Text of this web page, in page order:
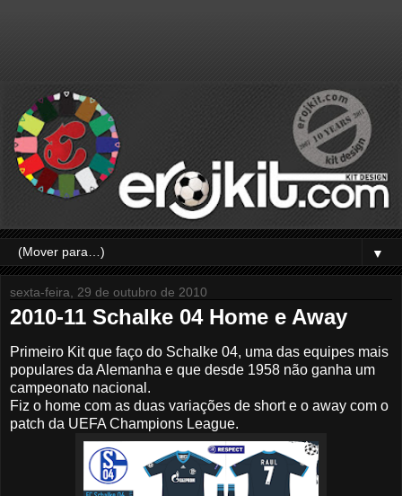
▼
sexta-feira, 29 de outubro de 2010
2010-11 Schalke 04 Home e Away
Primeiro Kit que faço do Schalke 04, uma das equipes mais
populares da Alemanha e que desde 1958 não ganha um
campeonato nacional.
Fiz o home com as duas variações de short e o away com o
patch da UEFA Champions League.